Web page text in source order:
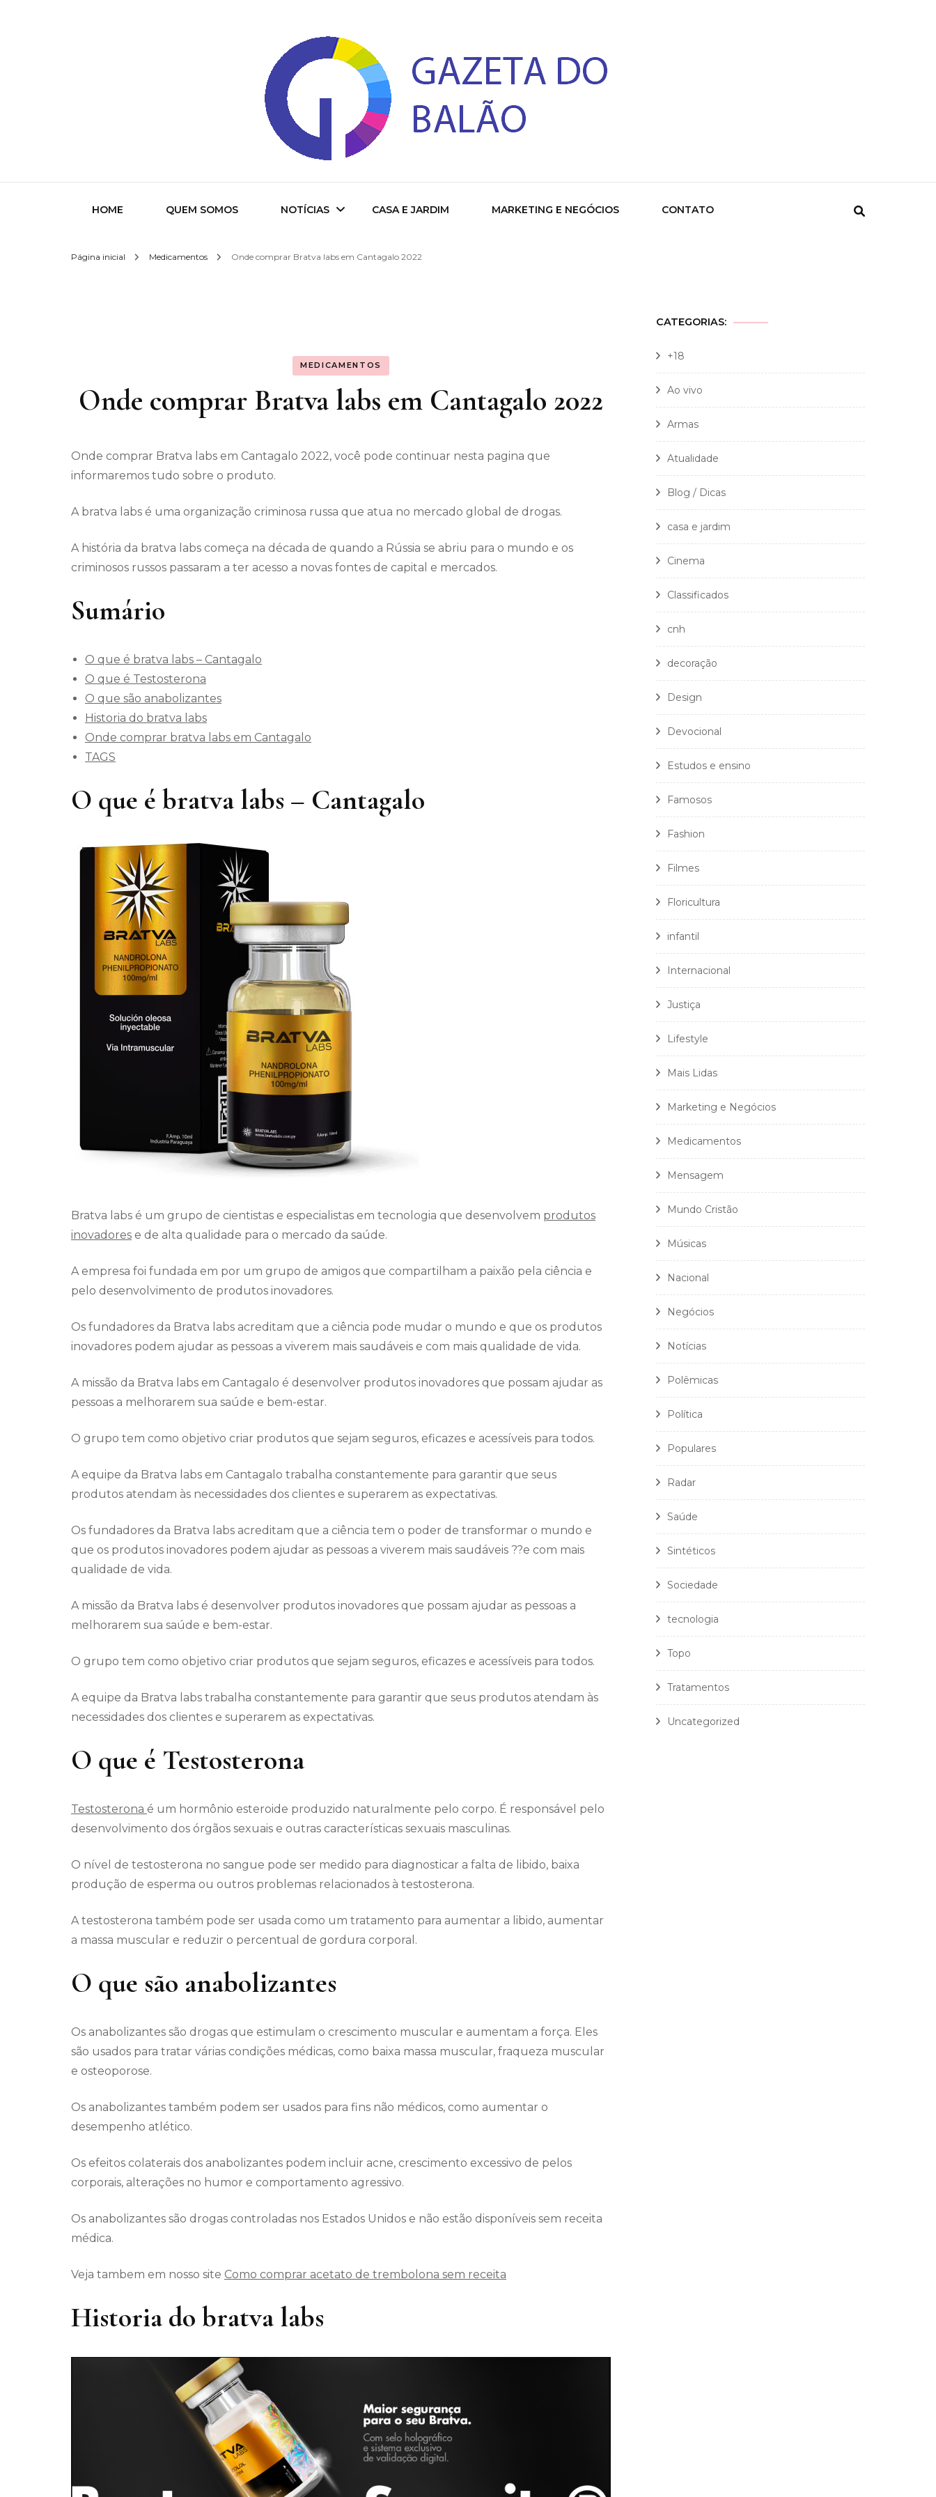
Gazeta do Balao
HOME QUEM SOMOS NOTÍCIAS
Entretenimento
CASA E JARDIM MARKETING E NEGÓCIOS CONTATO
Página inicial Medicamentos Onde comprar Bratva labs em Cantagalo 2022
MEDICAMENTOS
Onde comprar Bratva labs em Cantagalo 2022
Onde comprar Bratva labs em Cantagalo 2022, você pode continuar nesta pagina que
informaremos tudo sobre o produto.
A bratva labs é uma organização criminosa russa que atua no mercado global de drogas.
A história da bratva labs começa na década de quando a Rússia se abriu para o mundo e os
criminosos russos passaram a ter acesso a novas fontes de capital e mercados.
Sumário
O que é bratva labs – Cantagalo
O que é Testosterona
O que são anabolizantes
Historia do bratva labs
Onde comprar bratva labs em Cantagalo
TAGS
O que é bratva labs – Cantagalo
Bratva labs é um grupo de cientistas e especialistas em tecnologia que desenvolvem produtos
inovadores e de alta qualidade para o mercado da saúde.
A empresa foi fundada em por um grupo de amigos que compartilham a paixão pela ciência e
pelo desenvolvimento de produtos inovadores.
Os fundadores da Bratva labs acreditam que a ciência pode mudar o mundo e que os produtos
inovadores podem ajudar as pessoas a viverem mais saudáveis e com mais qualidade de vida.
A missão da Bratva labs em Cantagalo é desenvolver produtos inovadores que possam ajudar as
pessoas a melhorarem sua saúde e bem-estar.
O grupo tem como objetivo criar produtos que sejam seguros, eficazes e acessíveis para todos.
A equipe da Bratva labs em Cantagalo trabalha constantemente para garantir que seus
produtos atendam às necessidades dos clientes e superarem as expectativas.
Os fundadores da Bratva labs acreditam que a ciência tem o poder de transformar o mundo e
que os produtos inovadores podem ajudar as pessoas a viverem mais saudáveis ??e com mais
qualidade de vida.
A missão da Bratva labs é desenvolver produtos inovadores que possam ajudar as pessoas a
melhorarem sua saúde e bem-estar.
O grupo tem como objetivo criar produtos que sejam seguros, eficazes e acessíveis para todos.
A equipe da Bratva labs trabalha constantemente para garantir que seus produtos atendam às
necessidades dos clientes e superarem as expectativas.
O que é Testosterona
Testosterona é um hormônio esteroide produzido naturalmente pelo corpo. É responsável pelo
desenvolvimento dos órgãos sexuais e outras características sexuais masculinas.
O nível de testosterona no sangue pode ser medido para diagnosticar a falta de libido, baixa
produção de esperma ou outros problemas relacionados à testosterona.
A testosterona também pode ser usada como um tratamento para aumentar a libido, aumentar
a massa muscular e reduzir o percentual de gordura corporal.
O que são anabolizantes
Os anabolizantes são drogas que estimulam o crescimento muscular e aumentam a força. Eles
são usados para tratar várias condições médicas, como baixa massa muscular, fraqueza muscular
e osteoporose.
Os anabolizantes também podem ser usados para fins não médicos, como aumentar o
desempenho atlético.
Os efeitos colaterais dos anabolizantes podem incluir acne, crescimento excessivo de pelos
corporais, alterações no humor e comportamento agressivo.
Os anabolizantes são drogas controladas nos Estados Unidos e não estão disponíveis sem receita
médica.
Veja tambem em nosso site Como comprar acetato de trembolona sem receita
Historia do bratva labs
CATEGORIAS:
+18
Ao vivo
Armas
Atualidade
Blog / Dicas
casa e jardim
Cinema
Classificados
cnh
decoração
Design
Devocional
Estudos e ensino
Famosos
Fashion
Filmes
Floricultura
infantil
Internacional
Justiça
Lifestyle
Mais Lidas
Marketing e Negócios
Medicamentos
Mensagem
Mundo Cristão
Músicas
Nacional
Negócios
Notícias
Polêmicas
Política
Populares
Radar
Saúde
Sintéticos
Sociedade
tecnologia
Topo
Tratamentos
Uncategorized